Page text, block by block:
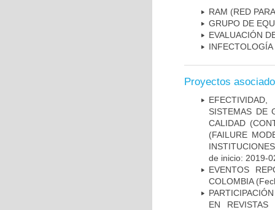
RAM (RED
GRUPO DE
EVALUACIÓN
Proyectos
SISTEMAS DE
CALIDAD
(FAILURE
de inicio: 2019-
EVENTOS
COLOMBIA
EN REVISTAS